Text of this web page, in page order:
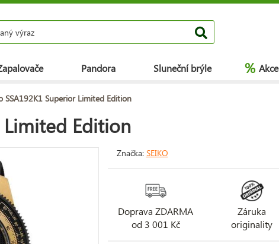
Pandora Sluneční brýle % Akce
SSA192K1 Superior Limited Edition
Limited Edition
Značka: SEIKO
Doprava ZDARMA
od 3 001 Kč
Záruka
originality